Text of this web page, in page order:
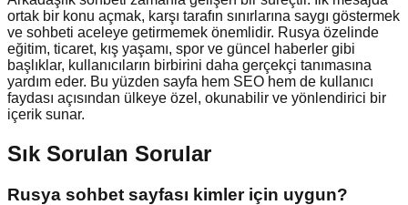
ortak bir konu açmak, karşı tarafın sınırlarına saygı göstermek
ve sohbeti aceleye getirmemek önemlidir. Rusya özelinde
eğitim, ticaret, kış yaşamı, spor ve güncel haberler gibi
başlıklar, kullanıcıların birbirini daha gerçekçi tanımasına
yardım eder. Bu yüzden sayfa hem SEO hem de kullanıcı
faydası açısından ülkeye özel, okunabilir ve yönlendirici bir
içerik sunar.
Sık Sorulan Sorular
Rusya sohbet sayfası kimler için uygun?